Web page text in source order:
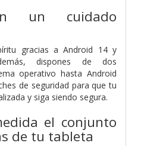
un cuidado
gracias a Android 14 y
dispones de dos
operativo hasta Android
de seguridad para que tu
y siga siendo segura.
el conjunto
de tu tableta